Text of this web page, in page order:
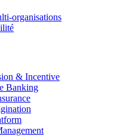
organisations
& Incentive
Banking